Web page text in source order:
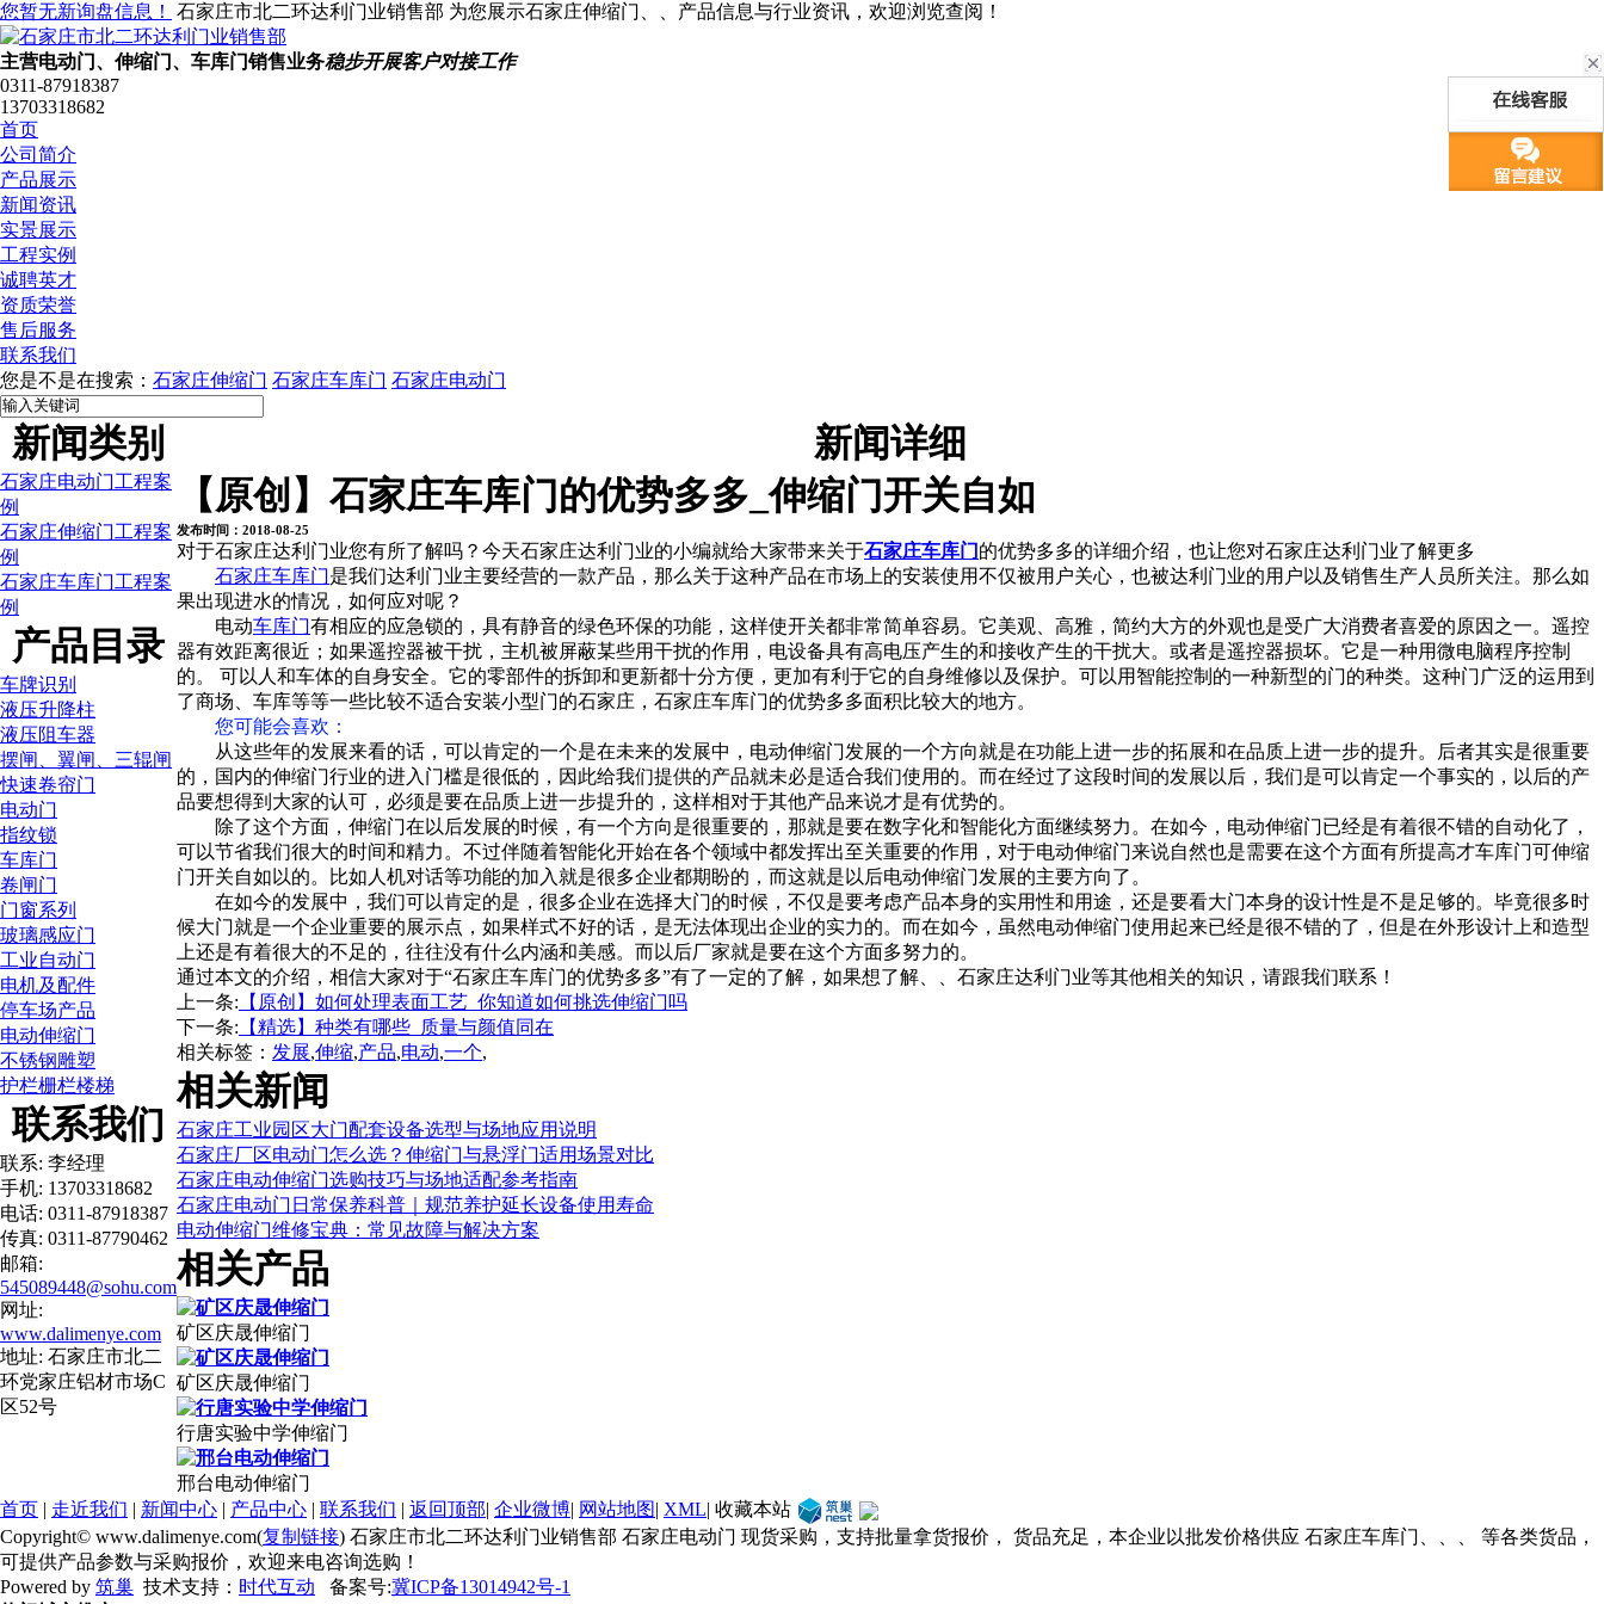
您暂无新询盘信息！ 石家庄市北二环达利门业销售部 为您展示石家庄伸缩门、、产品信息与行业资讯，欢迎浏览查阅！
主营电动门、伸缩门、车库门销售业务稳步开展客户对接工作
0311-87918387
13703318682
首页
公司简介
产品展示
新闻资讯
实景展示
工程实例
诚聘英才
资质荣誉
售后服务
联系我们
您是不是在搜索： 石家庄伸缩门 石家庄车库门 石家庄电动门
新闻类别
石家庄电动门工程案
例
石家庄伸缩门工程案
例
石家庄车库门工程案
例
产品目录
车牌识别
液压升降柱
液压阻车器
摆闸、翼闸、三辊闸
快速卷帘门
电动门
指纹锁
车库门
卷闸门
门窗系列
玻璃感应门
工业自动门
电机及配件
停车场产品
电动伸缩门
不锈钢雕塑
护栏栅栏楼梯
联系我们
联系: 李经理
手机: 13703318682
电话: 0311-87918387
传真: 0311-87790462
邮箱:
545089448@sohu.com
网址:
www.dalimenye.com
地址: 石家庄市北二
环党家庄铝材市场C
区52号
新闻详细
【原创】石家庄车库门的优势多多_伸缩门开关自如
发布时间：2018-08-25
对于石家庄达利门业您有所了解吗？今天石家庄达利门业的小编就给大家带来关于石家庄车库门 的优势多多的详细介绍，也让您对石家庄达利门业了解更多
石家庄车库门是我们达利门业主要经营的一款产品，那么关于这种产品在市场上的安装使用不仅被用户关心，也被达利门业的用户以及销售生产人员所关注。那么如
果出现进水的情况，如何应对呢？
电动车库门有相应的应急锁的，具有静音的绿色环保的功能，这样使开关都非常简单容易。它美观、高雅，简约大方的外观也是受广大消费者喜爱的原因之一。遥控
器有效距离很近；如果遥控器被干扰，主机被屏蔽某些用干扰的作用，电设备具有高电压产生的和接收产生的干扰大。或者是遥控器损坏。它是一种用微电脑程序控制
的。 可以人和车体的自身安全。它的零部件的拆卸和更新都十分方便，更加有利于它的自身维修以及保护。可以用智能控制的一种新型的门的种类。这种门广泛的运用到
了商场、车库等等一些比较不适合安装小型门的石家庄，石家庄车库门的优势多多面积比较大的地方。
您可能会喜欢：
从这些年的发展来看的话，可以肯定的一个是在未来的发展中，电动伸缩门发展的一个方向就是在功能上进一步的拓展和在品质上进一步的提升。后者其实是很重要
的，国内的伸缩门行业的进入门槛是很低的，因此给我们提供的产品就未必是适合我们使用的。而在经过了这段时间的发展以后，我们是可以肯定一个事实的，以后的产
品要想得到大家的认可，必须是要在品质上进一步提升的，这样相对于其他产品来说才是有优势的。
除了这个方面，伸缩门在以后发展的时候，有一个方向是很重要的，那就是要在数字化和智能化方面继续努力。在如今，电动伸缩门已经是有着很不错的自动化了，
可以节省我们很大的时间和精力。不过伴随着智能化开始在各个领域中都发挥出至关重要的作用，对于电动伸缩门来说自然也是需要在这个方面有所提高才车库门可伸缩
门开关自如以的。比如人机对话等功能的加入就是很多企业都期盼的，而这就是以后电动伸缩门发展的主要方向了。
在如今的发展中，我们可以肯定的是，很多企业在选择大门的时候，不仅是要考虑产品本身的实用性和用途，还是要看大门本身的设计性是不是足够的。毕竟很多时
候大门就是一个企业重要的展示点，如果样式不好的话，是无法体现出企业的实力的。而在如今，虽然电动伸缩门使用起来已经是很不错的了，但是在外形设计上和造型
上还是有着很大的不足的，往往没有什么内涵和美感。而以后厂家就是要在这个方面多努力的。
通过本文的介绍，相信大家对于“石家庄车库门的优势多多”有了一定的了解，如果想了解、、石家庄达利门业等其他相关的知识，请跟我们联系！
上一条: 【原创】如何处理表面工艺_你知道如何挑选伸缩门吗
下一条: 【精选】种类有哪些_质量与颜值同在
相关标签： 发展,伸缩,产品,电动,一个,
相关新闻
石家庄工业园区大门配套设备选型与场地应用说明
石家庄厂区电动门怎么选？伸缩门与悬浮门适用场景对比
石家庄电动伸缩门选购技巧与场地适配参考指南
石家庄电动门日常保养科普｜规范养护延长设备使用寿命
电动伸缩门维修宝典：常见故障与解决方案
相关产品
矿区庆晟伸缩门
矿区庆晟伸缩门
行唐实验中学伸缩门
邢台电动伸缩门
首页 | 走近我们 | 新闻中心 | 产品中心 | 联系我们 | 返回顶部| 企业微博| 网站地图| XML| 收藏本站
Copyright© www.dalimenye.com(复制链接) 石家庄市北二环达利门业销售部 石家庄电动门 现货采购，支持批量拿货报价， 货品充足，本企业以批发价格供应 石家庄车库门、、、 等各类货品，
可提供产品参数与采购报价，欢迎来电咨询选购！
Powered by 筑巢 技术支持： 时代互动 备案号:冀ICP备13014942号-1